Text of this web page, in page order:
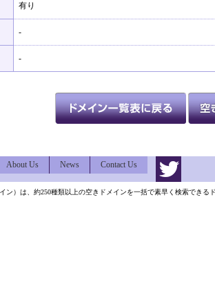
有り
-
-
About Us News Contact Us
ン）は、約250種類以上の空きドメインを一括で素早く検索できる